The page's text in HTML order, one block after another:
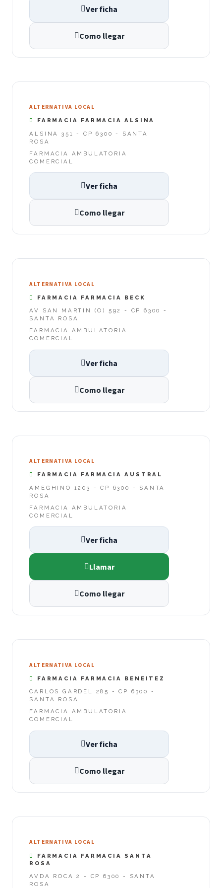
Ver ficha
Como llegar
ALTERNATIVA LOCAL
FARMACIA FARMACIA ALSINA
ALSINA 351 - CP 6300 - SANTA
ROSA
FARMACIA AMBULATORIA
COMERCIAL
Ver ficha
Como llegar
ALTERNATIVA LOCAL
FARMACIA FARMACIA BECK
AV SAN MARTIN (O) 592 - CP 6300 -
SANTA ROSA
FARMACIA AMBULATORIA
COMERCIAL
Ver ficha
Como llegar
ALTERNATIVA LOCAL
FARMACIA FARMACIA AUSTRAL
AMEGHINO 1203 - CP 6300 - SANTA
ROSA
FARMACIA AMBULATORIA
COMERCIAL
Ver ficha
Llamar
Como llegar
ALTERNATIVA LOCAL
FARMACIA FARMACIA BENEITEZ
CARLOS GARDEL 285 - CP 6300 -
SANTA ROSA
FARMACIA AMBULATORIA
COMERCIAL
Ver ficha
Como llegar
ALTERNATIVA LOCAL
FARMACIA FARMACIA SANTA
ROSA
AVDA ROCA 2 - CP 6300 - SANTA
ROSA